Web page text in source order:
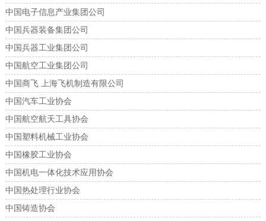
中国电子信息产业集团公司
中国兵器装备集团公司
中国兵器工业集团公司
中国航空工业集团公司
中国商飞 上海飞机制造有限公司
中国汽车工业协会
中国航空航天工具协会
中国塑料机械工业协会
中国橡胶工业协会
中国机电一体化技术应用协会
中国热处理行业协会
中国铸造协会